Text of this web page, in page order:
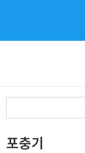
포충기